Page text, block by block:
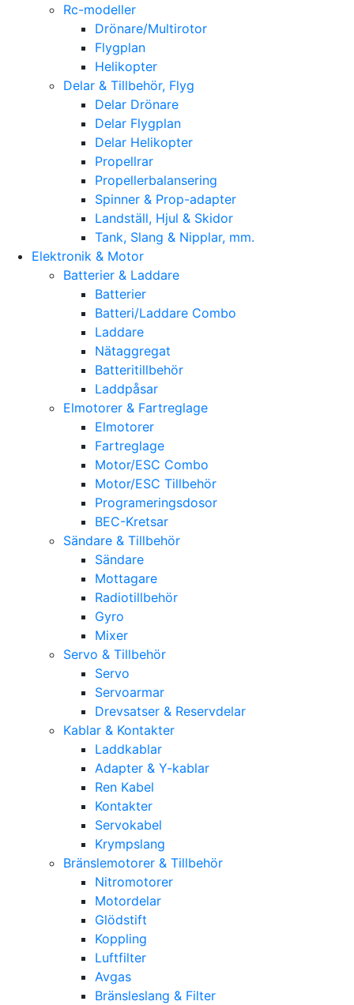
Rc-modeller
Drönare/Multirotor
Flygplan
Helikopter
Delar & Tillbehör, Flyg
Delar Drönare
Delar Flygplan
Delar Helikopter
Propellrar
Propellerbalansering
Spinner & Prop-adapter
Landställ, Hjul & Skidor
Tank, Slang & Nipplar, mm.
Elektronik & Motor
Batterier & Laddare
Batterier
Batteri/Laddare Combo
Laddare
Nätaggregat
Batteritillbehör
Laddpåsar
Elmotorer & Fartreglage
Elmotorer
Fartreglage
Motor/ESC Combo
Motor/ESC Tillbehör
Programeringsdosor
BEC-Kretsar
Sändare & Tillbehör
Sändare
Mottagare
Radiotillbehör
Gyro
Mixer
Servo & Tillbehör
Servo
Servoarmar
Drevsatser & Reservdelar
Kablar & Kontakter
Laddkablar
Adapter & Y-kablar
Ren Kabel
Kontakter
Servokabel
Krympslang
Bränslemotorer & Tillbehör
Nitromotorer
Motordelar
Glödstift
Koppling
Luftfilter
Avgas
Bränsleslang & Filter